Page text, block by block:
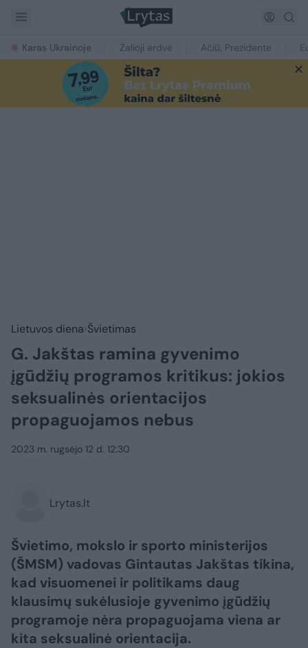
Karas Ukrainoje Žalioji erdvė Ačiū, Prezidente
Lietuvos diena Švietimas
G. Jakštas ramina gyvenimo
įgūdžių programos kritikus: jokios
seksualinės orientacijos
propaguojamos nebus
2023 m. rugsėjo 12 d. 12:30
Lrytas.lt
Švietimo, mokslo ir sporto ministerijos
(ŠMSM) vadovas Gintautas Jakštas tikina,
kad visuomenei ir politikams daug
klausimų sukėlusioje gyvenimo įgūdžių
programoje nėra propaguojama viena ar
kita seksualinė orientacija.